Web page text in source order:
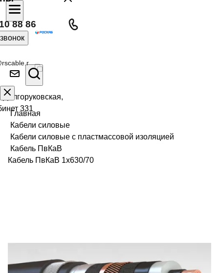
88 86
331
Главная
Кабели силовые
Кабели силовые с пластмассовой изоляцией
Кабель ПвКаВ
Кабель ПвКаВ 1х630/70